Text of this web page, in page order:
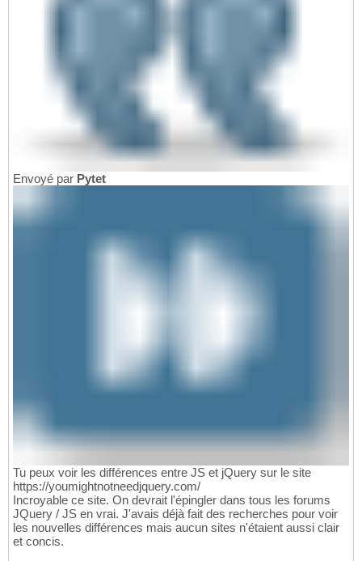
Envoyé par Pytet
Tu peux voir les différences entre JS et jQuery sur le site
https://youmightnotneedjquery.com/
Incroyable ce site. On devrait l'épingler dans tous les forums
JQuery / JS en vrai. J'avais déjà fait des recherches pour voir
les nouvelles différences mais aucun sites n'étaient aussi clair
et concis.